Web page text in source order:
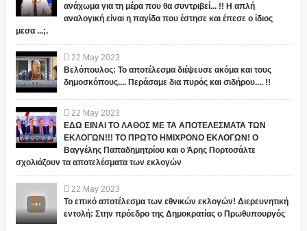
ανάχωμα για τη μέρα που θα συντριβεί... !! Η απλή
αναλογική είναι η παγίδα που έστησε και έπεσε ο ίδιος
μεσα ...;.
22 May 2023
Βελόπουλος: Το αποτέλεσμα διέψευσε ακόμα και τους
δημοσκόπους.... Περάσαμε δια πυρός και σιδήρου.... !!
22 May 2023
ΕΔΩ ΕΙΝΑΙ ΤΟ ΛΑΘΟΣ ΜΕ ΤΑ ΑΠΟΤΕΛΕΣΜΑΤΑ ΤΩΝ
ΕΚΛΟΓΩΝ!!! ΤΟ ΠΡΩΤΟ ΗΜΙΧΡΟΝΟ ΕΚΛΟΓΩΝ! Ο
Βαγγέλης Παπαδημητρίου και ο Άρης Πορτοσάλτε
σχολιάζουν τα αποτελέσματα των εκλογών
22 May 2023
Το επικό αποτέλεσμα των εθνικών εκλογών! Διερευνητική
εντολή: Στην πρόεδρο της Δημοκρατίας ο Πρωθυπουργός